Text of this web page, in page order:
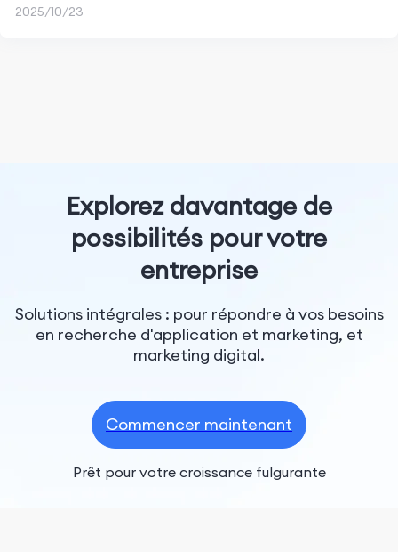
2025/10/23
Explorez davantage de
possibilités pour votre
entreprise
Solutions intégrales : pour répondre à vos besoins
en recherche d'application et marketing, et
marketing digital.
Commencer maintenant
Prêt pour votre croissance fulgurante